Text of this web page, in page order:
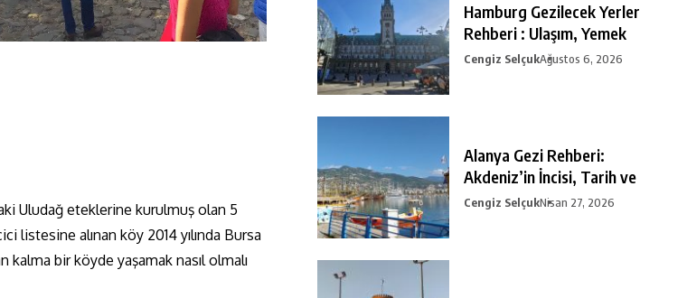
Uludağ eteklerine kurulmuş olan 5
listesine alınan köy 2014 yılında Bursa
bir köyde yaşamak nasıl olmalı
Hamburg Gezilecek Yerler
Rehberi : Ulaşım, Yemek
Cengiz SelçukAğustos 6, 2026
Alanya Gezi Rehberi:
Akdeniz’in İncisi, Tarih ve
Cengiz SelçukNisan 27, 2026